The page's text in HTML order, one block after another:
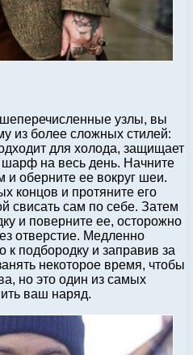
узлы, вы
из более сложных стилей:
для холода, защищает
на весь день. Начните
и оберните ее вокруг шеи.
концов и протяните его
свисать сам по себе. Затем
и поверните ее, осторожно
отверстие. Медленно
к подбородку и заправив за
некоторое время, чтобы
но это один из самых
ваш наряд.